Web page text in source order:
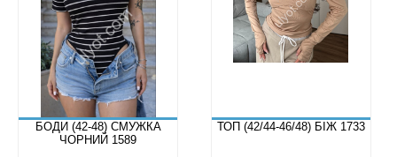
БОДИ (42-48) СМУЖКА
ЧОРНИЙ 1589
ТОП (42/44-46/48) БІЖ 1733